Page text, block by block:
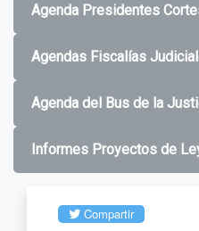
Agenda Presidentes
Agendas Fiscalías
Agenda del Bus de la
Informes Proyectos de
Compartir